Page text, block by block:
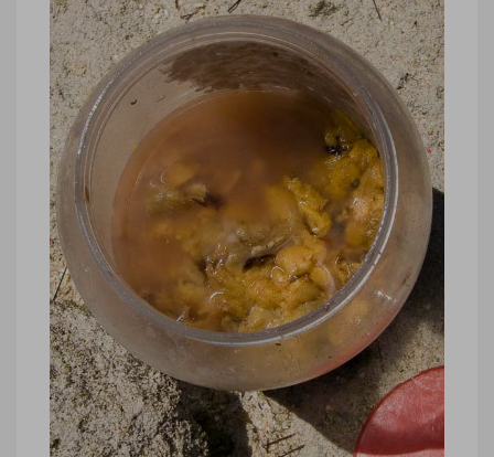
Gili Meno, pêcheuse d’oursins
Gili Meno, pêcheuse d’oursins © Marie-
Ange Ostré